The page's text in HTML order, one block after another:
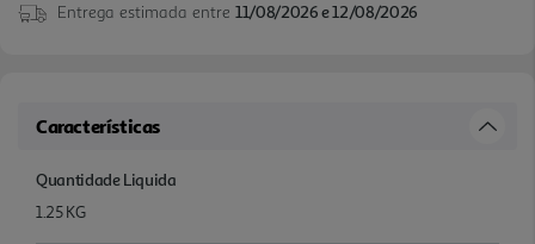
Entrega estimada entre 11/08/2026 e 12/08/2026
Características
Quantidade Liquida
1.25 KG